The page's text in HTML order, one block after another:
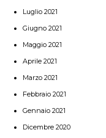
Luglio 2021
Giugno 2021
Maggio 2021
Aprile 2021
Marzo 2021
Febbraio 2021
Gennaio 2021
Dicembre 2020